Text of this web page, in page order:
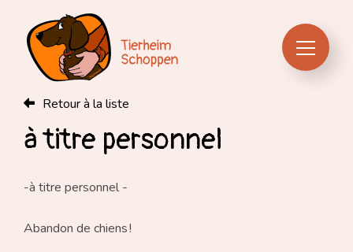
Retour à la liste
à titre personnel
-à titre personnel -
Abandon de chiens !